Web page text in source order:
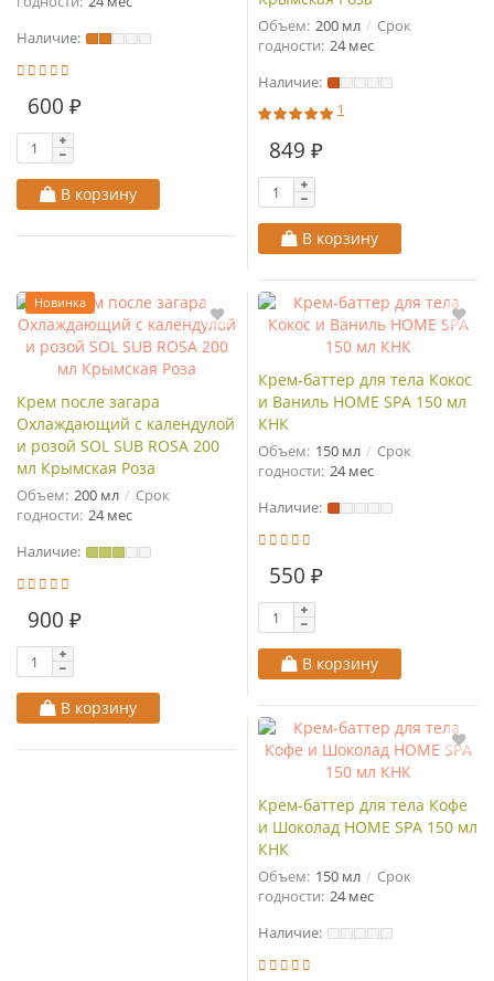
Наличие:
600 ₽
В корзину
Объем: 200 мл
Срок
годности: 24 мес
Наличие:
1
849 ₽
В корзину
Новинка
Крем после загара
Охлаждающий с календулой
и розой SOL SUB ROSA 200
мл Крымская Роза
Объем: 200 мл
Срок
годности: 24 мес
Наличие:
900 ₽
В корзину
Крем-баттер для тела Кокос
и Ваниль HOME SPA 150 мл
КНК
Объем: 150 мл
Срок
годности: 24 мес
Наличие:
550 ₽
В корзину
Крем-баттер для тела Кофе
и Шоколад HOME SPA 150 мл
КНК
Объем: 150 мл
Срок
годности: 24 мес
Наличие: